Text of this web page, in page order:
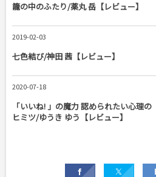
籠の中のふたり/薬丸 岳【レビュー】
2019-02-03
七色結び/神田 茜【レビュー】
2020-07-18
「いいね! 」の魔力 認められたい心理の
ヒミツ/ゆうき ゆう【レビュー】